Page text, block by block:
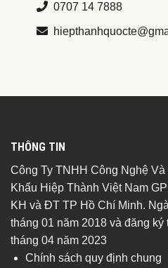
0707 14 7888
THÔNG TIN
Công Ty TNHH Công Nghệ
Khẩu Hiệp Thành Việt Nam
KH và ĐT TP Hồ Chí Minh.
tháng 01 năm 2018 và đăng
tháng 04 năm 2023
Chính sách quy định chung